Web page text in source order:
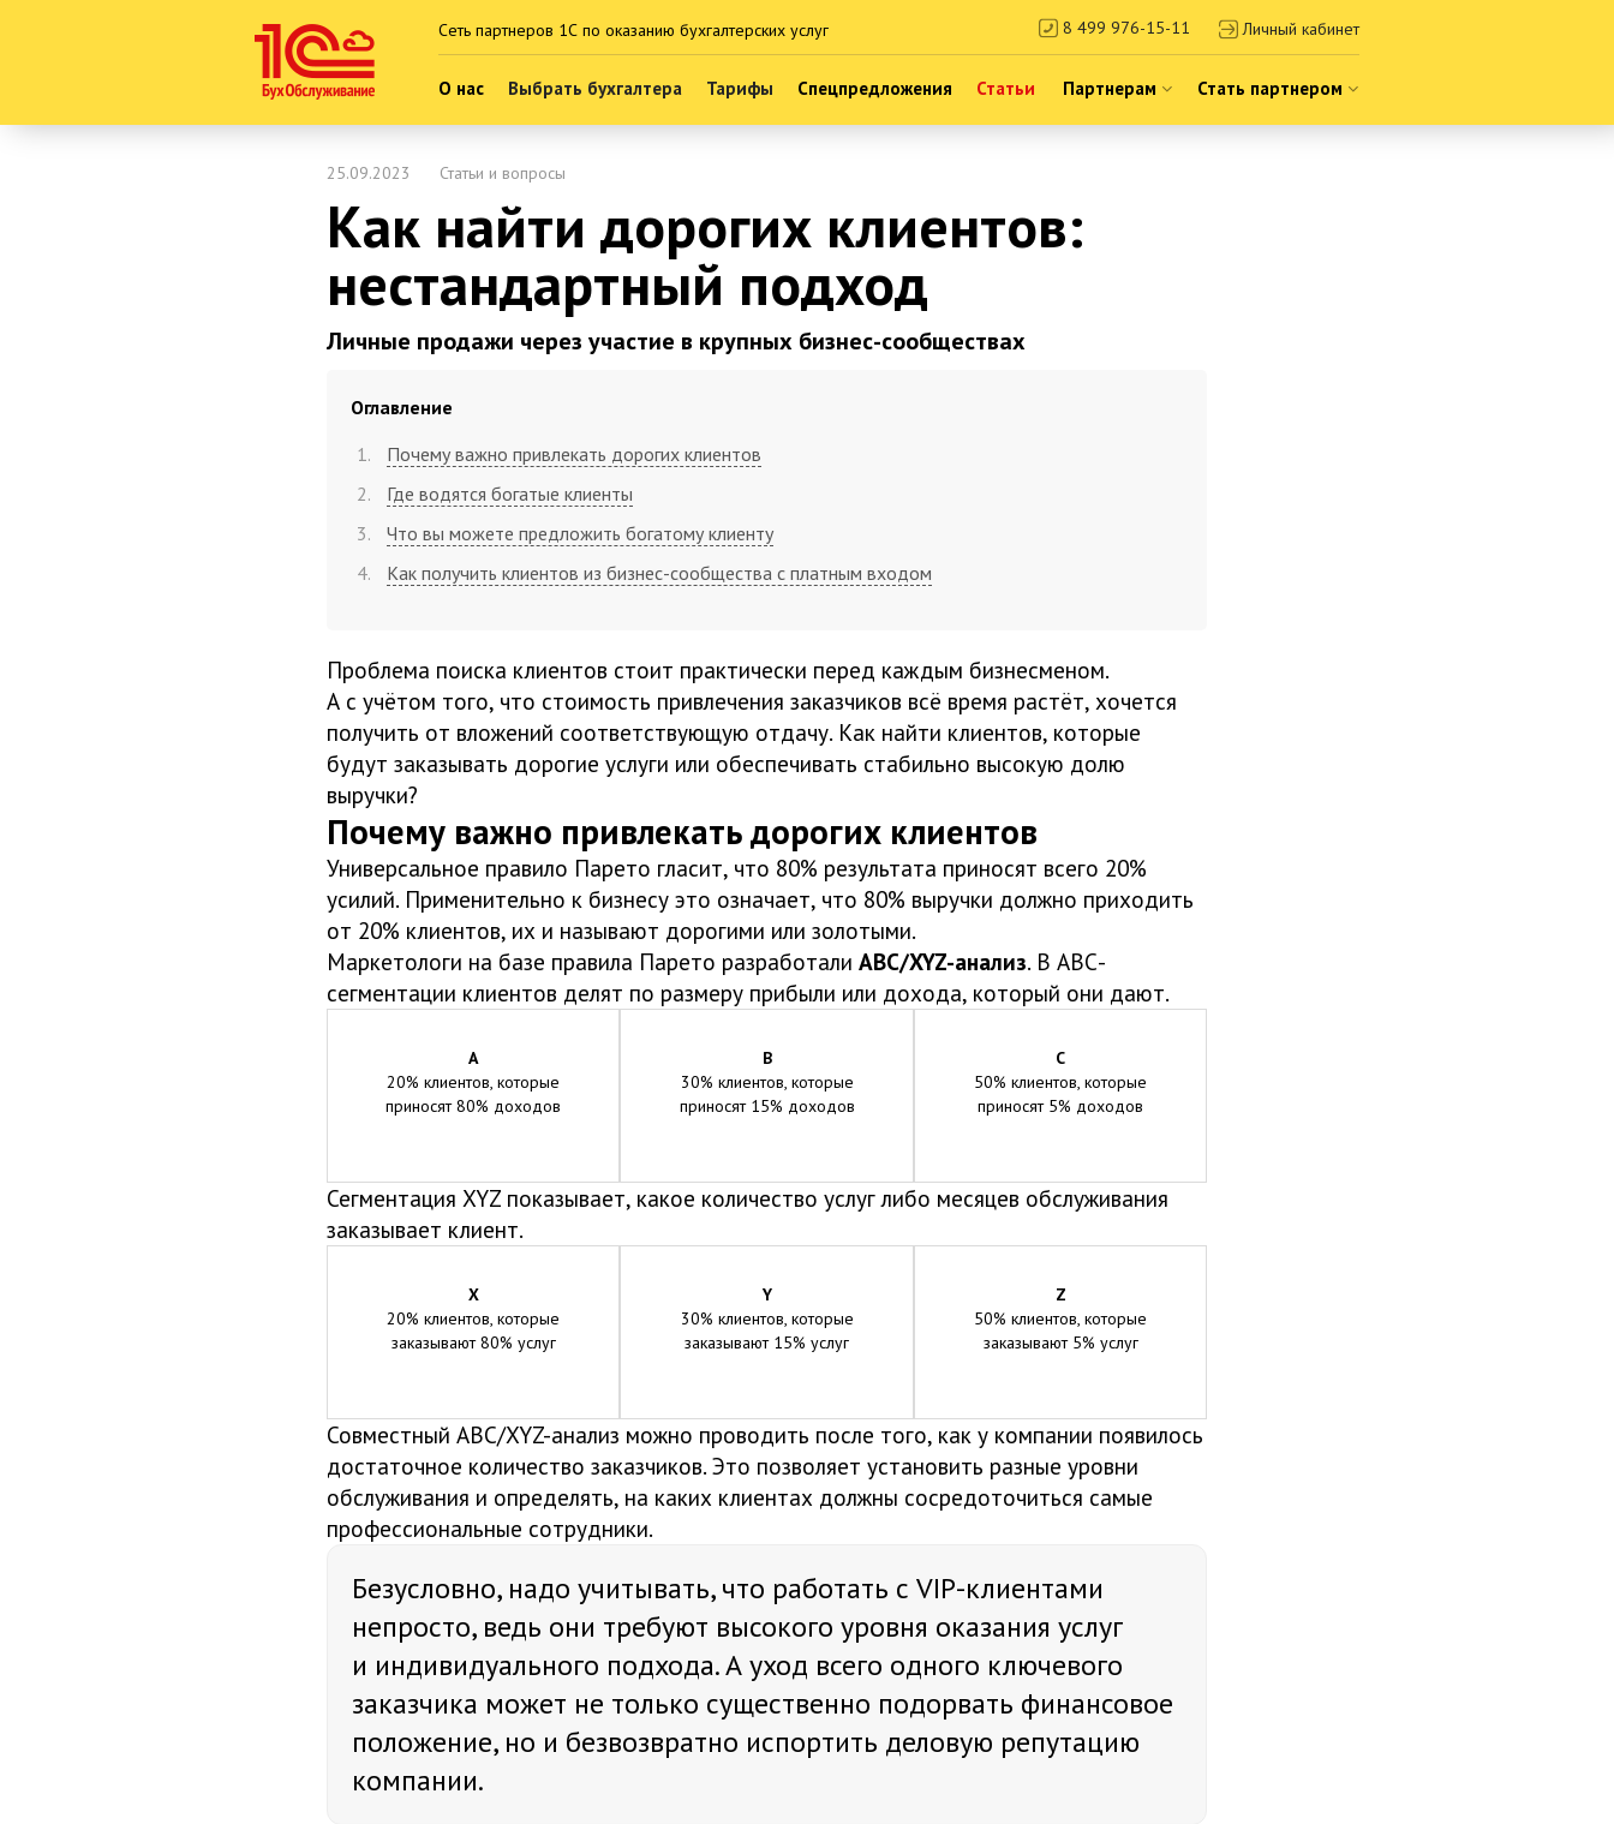
Сеть партнеров 1С по оказанию бухгалтерских услуг 8 499 976-15-11 Личный кабинет
О нас Выбрать бухгалтера Тарифы Спецпредложения Статьи Партнерам Стать партнером
25.09.2023 Статьи и вопросы
Как найти дорогих клиентов:
нестандартный подход
Личные продажи через участие в крупных бизнес-сообществах
Оглавление
Почему важно привлекать дорогих клиентов
Где водятся богатые клиенты
Что вы можете предложить богатому клиенту
Как получить клиентов из бизнес-сообщества с платным входом
Проблема поиска клиентов стоит практически перед каждым бизнесменом.
А с учётом того, что стоимость привлечения заказчиков всё время растёт, хочется
получить от вложений соответствующую отдачу. Как найти клиентов, которые
будут заказывать дорогие услуги или обеспечивать стабильно высокую долю
выручки?
Почему важно привлекать дорогих клиентов
Универсальное правило Парето гласит, что 80% результата приносят всего 20%
усилий. Применительно к бизнесу это означает, что 80% выручки должно приходить
от 20% клиентов, их и называют дорогими или золотыми.
Маркетологи на базе правила Парето разработали ABC/XYZ-анализ. В АВС-
сегментации клиентов делят по размеру прибыли или дохода, который они дают.
A
20% клиентов, которые
приносят 80% доходов
B
30% клиентов, которые
приносят 15% доходов
C
50% клиентов, которые
приносят 5% доходов
Сегментация XYZ показывает, какое количество услуг либо месяцев обслуживания
заказывает клиент.
X
20% клиентов, которые
заказывают 80% услуг
Y
30% клиентов, которые
заказывают 15% услуг
Z
50% клиентов, которые
заказывают 5% услуг
Совместный ABC/XYZ-анализ можно проводить после того, как у компании появилось
достаточное количество заказчиков. Это позволяет установить разные уровни
обслуживания и определять, на каких клиентах должны сосредоточиться самые
профессиональные сотрудники.
Безусловно, надо учитывать, что работать с VIP-клиентами
непросто, ведь они требуют высокого уровня оказания услуг
и индивидуального подхода. А уход всего одного ключевого
заказчика может не только существенно подорвать финансовое
положение, но и безвозвратно испортить деловую репутацию
компании.